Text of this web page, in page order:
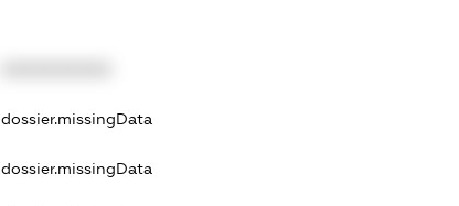
dossier.missingData
dossier.missingData